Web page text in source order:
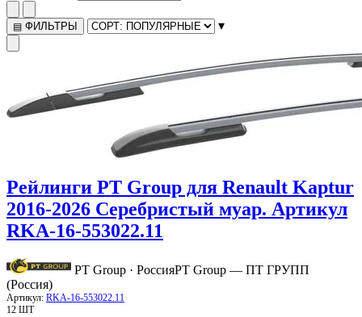
▤ ФИЛЬТРЫ ▾
Рейлинги PT Group для Renault Kaptur
2016-2026 Серебристый муар. Артикул
RKA-16-553022.11
PT Group · РоссияPT Group — ПТ ГРУПП
(Россия)
Артикул: RKA-16-553022.11
12 ШТ